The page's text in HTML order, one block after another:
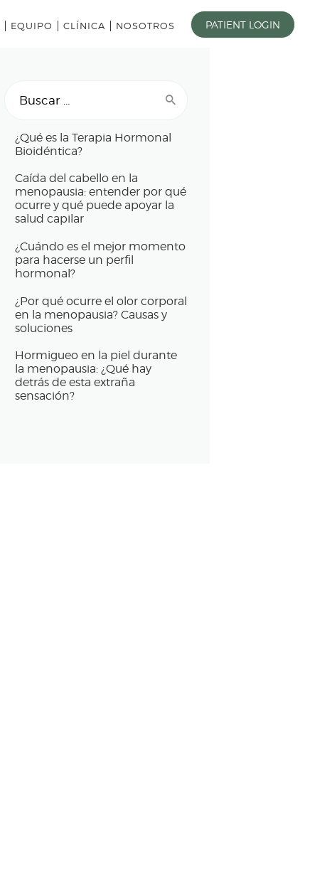
EQUIPO CLÍNICA NOSOTROS PATIENT LOGIN
¿Qué es la Terapia Hormonal
Bioidéntica?
Caída del cabello en la
menopausia: entender por qué
ocurre y qué puede apoyar la
salud capilar
¿Cuándo es el mejor momento
para hacerse un perfil
hormonal?
¿Por qué ocurre el olor corporal
en la menopausia? Causas y
soluciones
Hormigueo en la piel durante
la menopausia: ¿Qué hay
detrás de esta extraña
sensación?